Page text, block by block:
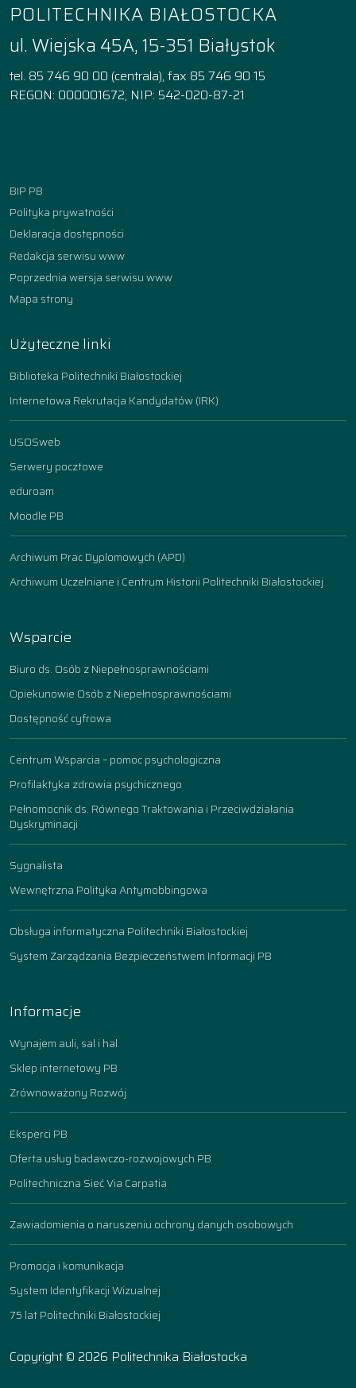
POLITECHNIKA BIAŁOSTOCKA
ul. Wiejska 45A, 15-351 Białystok
tel. 85 746 90 00 (centrala), fax 85 746 90 15
REGON: 000001672, NIP: 542-020-87-21
BIP PB
Polityka prywatności
Deklaracja dostępności
Redakcja serwisu www
Poprzednia wersja serwisu www
Mapa strony
Użyteczne linki
Biblioteka Politechniki Białostockiej
Internetowa Rekrutacja Kandydatów (IRK)
USOSweb
Serwery pocztowe
eduroam
Moodle PB
Archiwum Prac Dyplomowych (APD)
Archiwum Uczelniane i Centrum Historii Politechniki Białostockiej
Wsparcie
Biuro ds. Osób z Niepełnosprawnościami
Opiekunowie Osób z Niepełnosprawnościami
Dostępność cyfrowa
Centrum Wsparcia – pomoc psychologiczna
Profilaktyka zdrowia psychicznego
Pełnomocnik ds. Równego Traktowania i Przeciwdziałania
Dyskryminacji
Sygnalista
Wewnętrzna Polityka Antymobbingowa
Obsługa informatyczna Politechniki Białostockiej
System Zarządzania Bezpieczeństwem Informacji PB
Informacje
Wynajem auli, sal i hal
Sklep internetowy PB
Zrównoważony Rozwój
Eksperci PB
Oferta usług badawczo-rozwojowych PB
Politechniczna Sieć Via Carpatia
Zawiadomienia o naruszeniu ochrony danych osobowych
Promocja i komunikacja
System Identyfikacji Wizualnej
75 lat Politechniki Białostockiej
Copyright © 2026 Politechnika Białostocka